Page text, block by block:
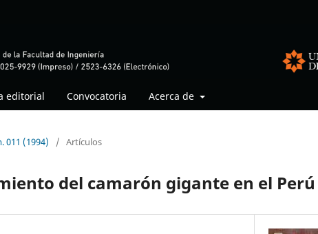
editorial Convocatoria Acerca de
011 (1994) / Artículos
del camarón gigante en el Perú